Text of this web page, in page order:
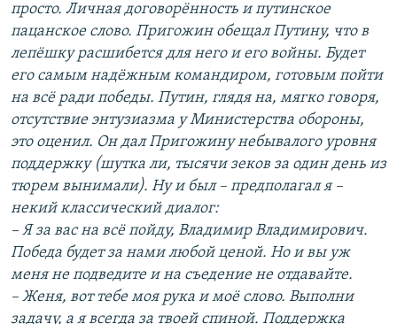
просто. Личная договорённость и путинскоe
пацанское слово. Пригожин обещал Путину, что в
лепёшку расшибется для него и его войны. Будет
его самым надёжным командиром, готовым пойти
на всё ради победы. Путин, глядя на, мягко говоря,
отсутствие энтузиазма у Министерства обороны,
это оценил. Он дал Пригожину небывалого уровня
поддержку (шутка ли, тысячи зеков за один день из
тюрем вынимали). Ну и был – предполагал я –
некий классический диалог:
– Я за вас на всё пойду, Владимир Владимирович.
Победа будет за нами любой ценой. Но и вы уж
меня не подведите и на съедение не отдавайте.
– Женя, вот тебе моя рука и моё слово. Выполни
задачу, а я всегда за твоей спиной. Поддержка